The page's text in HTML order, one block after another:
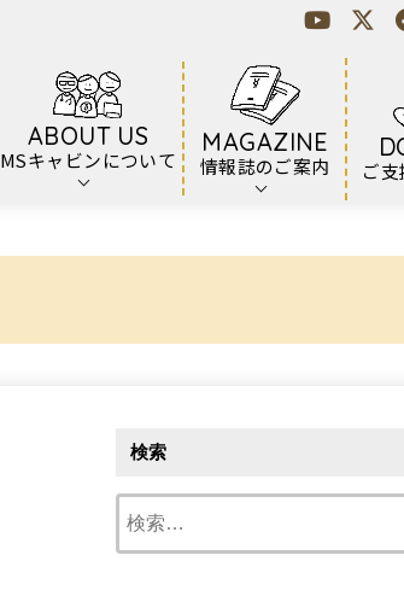
ABOUT US
MSキャビンについて
MAGAZINE
情報誌のご案内 ご
検索